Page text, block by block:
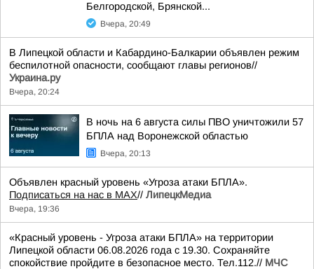
Белгородской, Брянской...
Вчера, 20:49
В Липецкой области и Кабардино-Балкарии объявлен режим
беспилотной опасности, сообщают главы регионов//
Украина.ру
Вчера, 20:24
В ночь на 6 августа силы ПВО уничтожили 57
БПЛА над Воронежской областью
Вчера, 20:13
Объявлен красный уровень «Угроза атаки БПЛА».
Подписаться на нас в МАХ// ЛипецкМедиа
Вчера, 19:36
«Красный уровень - Угроза атаки БПЛА» на территории
Липецкой области 06.08.2026 года с 19.30. Сохраняйте
спокойствие пройдите в безопасное место. Тел.112.// МЧС